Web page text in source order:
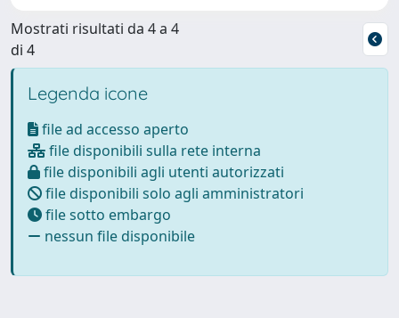
Mostrati risultati da 4 a 4
di 4
Legenda icone
file ad accesso aperto
file disponibili sulla rete interna
file disponibili agli utenti autorizzati
file disponibili solo agli amministratori
file sotto embargo
nessun file disponibile